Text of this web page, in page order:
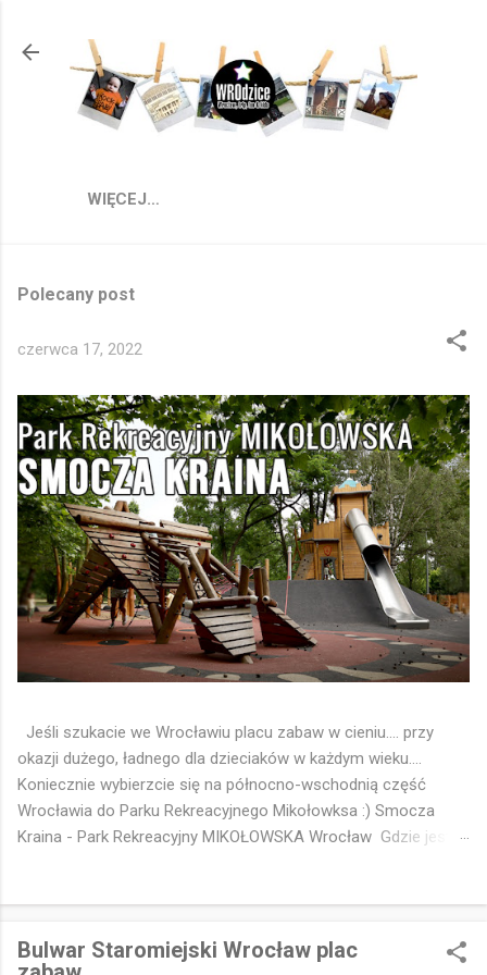
WIĘCEJ…
Polecany post
czerwca 17, 2022
Jeśli szukacie we Wrocławiu placu zabaw w cieniu.... przy
okazji dużego, ładnego dla dzieciaków w każdym wieku....
Koniecznie wybierzcie się na północno-wschodnią część
Wrocławia do Parku Rekreacyjnego Mikołowksa :) Smocza
Kraina - Park Rekreacyjny MIKOŁOWSKA Wrocław Gdzie jest
Strachocin Swojszyce Wojnów 🤔😁 Idealny 👌 Drewniany, w
cieniu drzew Parku Rekreacyjnego Mikołowska 🌳 Z tematyka
Bulwar Staromiejski Wrocław plac